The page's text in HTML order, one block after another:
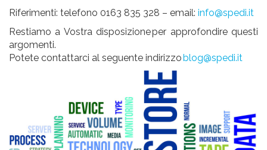
Riferimenti: telefono 0163 835 328 – email: info@spedi.it
Restiamo a Vostra disposizione per approfondire questi
argomenti.
Potete contattarci al seguente indirizzoblog@spedi.it